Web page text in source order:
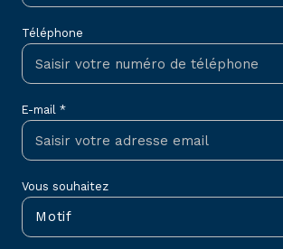
Téléphone
E-mail *
Vous souhaitez
Motif